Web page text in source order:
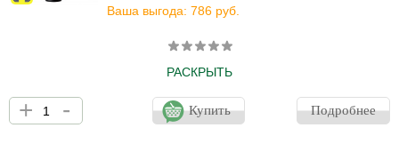
Ваша выгода: 786 руб.
РАСКРЫТЬ
Спрей для стайлинга сильной степени фиксации (12). Для
креативных укладок, геометричных стрижек и причёсок,
требующих надежной и длительной фиксации. Содержит
+ - Купить Подробнее